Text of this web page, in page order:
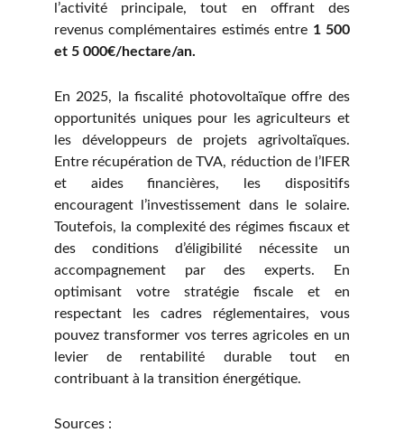
l’activité principale, tout en offrant des
revenus complémentaires estimés entre 1 500
et 5 000€/hectare/an.
En 2025, la fiscalité photovoltaïque offre des
opportunités uniques pour les agriculteurs et
les développeurs de projets agrivoltaïques.
Entre récupération de TVA, réduction de l’IFER
et aides financières, les dispositifs
encouragent l’investissement dans le solaire.
Toutefois, la complexité des régimes fiscaux et
des conditions d’éligibilité nécessite un
accompagnement par des experts. En
optimisant votre stratégie fiscale et en
respectant les cadres réglementaires, vous
pouvez transformer vos terres agricoles en un
levier de rentabilité durable tout en
contribuant à la transition énergétique.
Sources :